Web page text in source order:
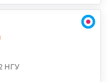
НГУ